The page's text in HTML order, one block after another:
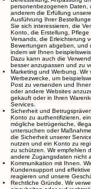
Je nachdem, wie Sie mit uns
personenbezogene Daten für
Bereitstellung, Anpassung
personenbezogenen Daten,
anderem die Erfüllung
Ausführung Ihrer
Sie sich interessieren, die
Konto, die Erstellung,
Versands, die Erleichterung
Bewertungen abgeben, und
indem wir Ihnen
Dazu kann auch die
besser anzupassen und zu
Marketing und Werbung.
Werbezwecke, um
Post zu versenden und
oder andere Websites
gekauft oder in Ihren
Services.
Sicherheit und
Konto zu authentifizieren,
mögliche betrügerische,
untersuchen oder
die Sicherheit unserer
nutzen und ein Konto zu
zu schützen. Wir empfehlen
andere Zugangsdaten nicht
Kommunikation mit Ihnen.